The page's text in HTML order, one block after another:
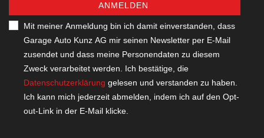
ANMELDEN
Mit meiner Anmeldung bin ich damit einverstanden, dass
Garage Auto Kunz AG mir seinen Newsletter per E-Mail
zusendet und dass meine Personendaten zu diesem
Zweck verarbeitet werden. Ich bestätige, die
Datenschutzerklärung gelesen und verstanden zu haben.
Ich kann mich jederzeit abmelden, indem ich auf den Opt-
out-Link in der E-Mail klicke.